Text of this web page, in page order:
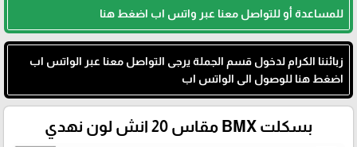
للمساعدة أو للتواصل معنا عبر واتس اب اضغط هنا
زبائننا الكرام لدخول قسم الجملة يرجى التواصل معنا عبر الواتس اب
اضغط هنا للوصول الى الواتس اب
بسكلت BMX مقاس 20 انش لون نهدي